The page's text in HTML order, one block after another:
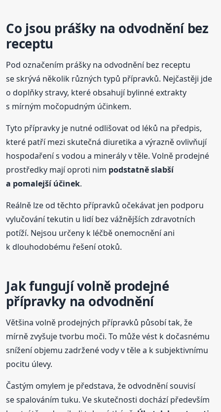
Co jsou prášky na odvodnění bez
receptu
Pod označením prášky na odvodnění bez receptu
se skrývá několik různých typů přípravků. Nejčastěji jde
o doplňky stravy, které obsahují bylinné extrakty
s mírným močopudným účinkem.
Tyto přípravky je nutné odlišovat od léků na předpis,
které patří mezi skutečná diuretika a výrazně ovlivňují
hospodaření s vodou a minerály v těle. Volně prodejné
prostředky mají oproti nim podstatně slabší
a pomalejší účinek.
Reálně lze od těchto přípravků očekávat jen podporu
vylučování tekutin u lidí bez vážnějších zdravotních
potíží. Nejsou určeny k léčbě onemocnění ani
k dlouhodobému řešení otoků.
Jak fungují volně prodejné
přípravky na odvodnění
Většina volně prodejných přípravků působí tak, že
mírně zvyšuje tvorbu moči. To může vést k dočasnému
snížení objemu zadržené vody v těle a k subjektivnímu
pocitu úlevy.
Častým omylem je představa, že odvodnění souvisí
se spalováním tuku. Ve skutečnosti dochází především